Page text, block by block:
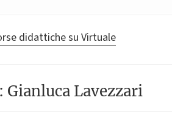
didattiche su Virtuale
Gianluca Lavezzari